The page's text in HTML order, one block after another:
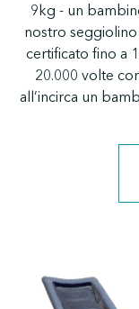
9kg - un
nostro seggiolino
certificato fino a
20.000 volte
all’incirca un